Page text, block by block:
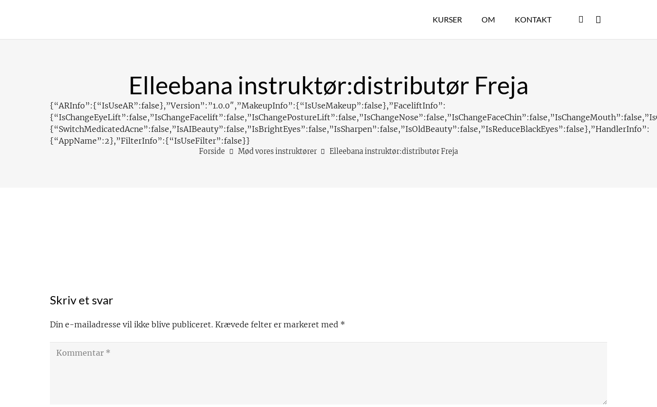
KURSER OM KONTAKT
Elleebana instruktør:distributør Freja
{“ARInfo”:{“IsUseAR”:false},”Version”:”1.0.0″,”MakeupInfo”:{“IsUseMakeup”:false},”FaceliftInfo”:
{“SwitchMedicatedAcne”:false,”IsAIBeauty”:false,”IsBrightEyes”:false,”IsSharpen”:false,”IsOldBeauty”:false,”IsReduceBlackEyes”:false},”HandlerInfo”:
{“AppName”:2},”FilterInfo”:{“IsUseFilter”:false}}
Forside Mød vores instruktører Elleebana instruktør:distributør Freja
Skriv et svar
Din e-mailadresse vil ikke blive publiceret. Krævede felter er markeret med *